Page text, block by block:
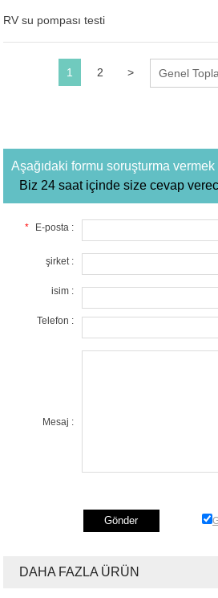
RV su pompası testi
1 2 > Genel
Aşağıdaki formu soruşturma
Biz 24 saat içinde size cevap
* E-posta :
şirket :
isim :
Telefon :
Mesaj :
DAHA FAZLA ÜRÜN